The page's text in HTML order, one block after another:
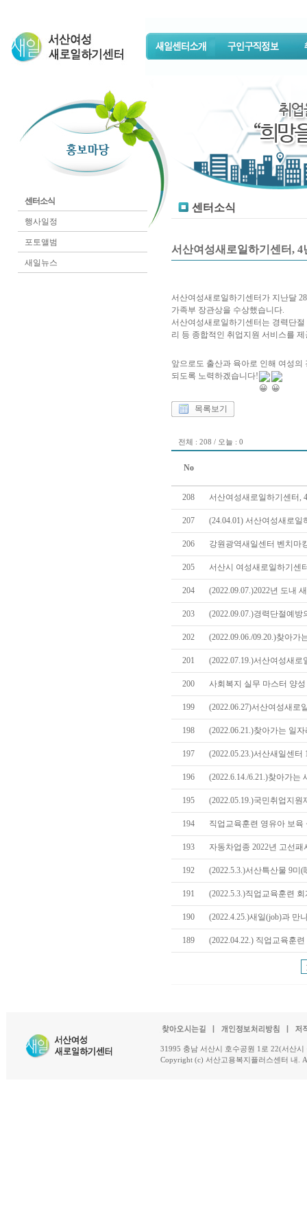
센터소식
행사일정
포토앨범
새일뉴스
센터소식
서산여성새로일하기센터,
서산여성새로일하기센터가 지난달
가족부 장관상을 수상했습니다.
서산여성새로일하기센터는 경력단
리 등 종합적인 취업지원 서비스를
앞으로도 출산과 육아로 인해 여성
되도록 노력하겠습니다!
목록보기
전체 : 208 / 오늘 : 0
No
208 서산여성새로일하기센터,
207 (24.04.01) 서산여성새로
206 강원광역새일센터 벤치마
205 서산시 여성새로일하기센
204 (2022.09.07.)2022년 도내
203 (2022.09.07.)경력단절예
202 (2022.09.06./09.20.)찾아
201 (2022.07.19.)서산여성새
200 사회복지 실무 마스터 양
199 (2022.06.27)서산여성새로
198 (2022.06.21.)찾아가는 일
197 (2022.05.23.)서산새일센
196 (2022.6.14./6.21.)찾아가
195 (2022.05.19.)국민취업지
194 직업교육훈련 영유아 보
193 자동차업종 2022년 고선
192 (2022.5.3.)서산특산물 9미
191 (2022.5.3.)직업교육훈련
190 (2022.4.25.)새일(job)과 만
189 (2022.04.22.) 직업교육훈
31995 충남 서산시 호수공원 1로 22(서산
Copyright (c) 서산고용복지플러스센터 내.